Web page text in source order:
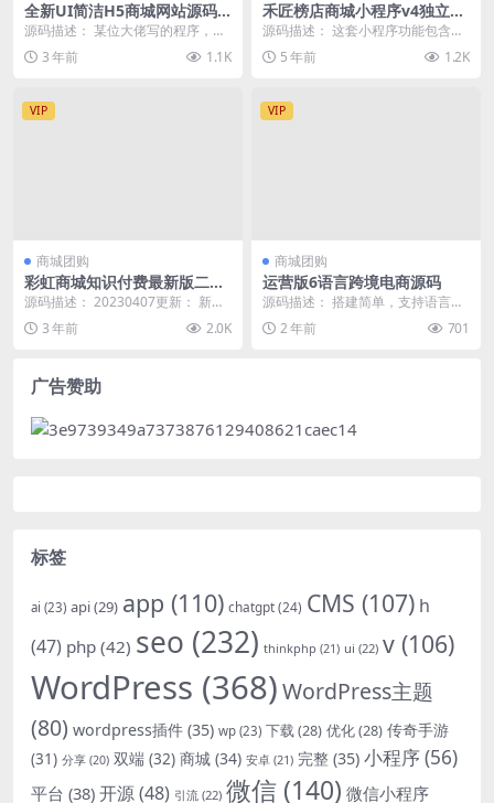
全新UI简洁H5商城网站源码-
易支付接口
源码描述： 某位大佬写的程序，从
其他网站看到了，就搬运过来了 测
试了下，界面还可...
3 年前 1.1K
禾匠榜店商城小程序v4独立开
源版4.4.45+前端
源码描述： 这套小程序功能包含企
业展示，文案宣传，商城系统，秒
杀，拼团，预约，多...
5 年前 1.2K
VIP
商城团购
彩虹商城知识付费最新版二级
分类等功能
源码描述： 20230407更新： 新增
二级分类 新增模板内容可在后台全
局自定义...
3 年前 2.0K
VIP
商城团购
运营版6语言跨境电商源码
源码描述： 搭建简单，支持语言包
添加导入，后期需要增加其他国语
言也很简单。 跨境...
2 年前 701
广告赞助
标签
ai (23) api(29) app (110) chatgpt(24) CMS (107) h
(47) php (42) seo (232) thinkphp (21) ui (22) v (106)
WordPress (368)WordPress主题
(80) wordpress插件 (35) wp (23) 下载(28) 优化(28) 传奇手游
(31) 分享 (20) 双端 (32) 商城 (34) 安卓 (21) 完整 (35) 小程序(56)
平台 (38) 开源(48) 引流 (22) 微信 (140) 微信小程序